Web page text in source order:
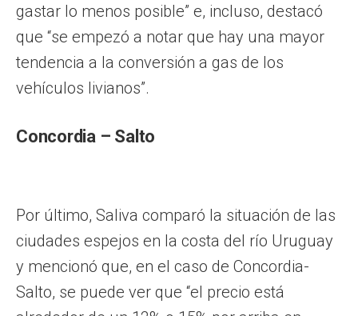
gastar lo menos posible” e, incluso, destacó
que “se empezó a notar que hay una mayor
tendencia a la conversión a gas de los
vehículos livianos”.
Concordia – Salto
Por último, Saliva comparó la situación de las
ciudades espejos en la costa del río Uruguay
y mencionó que, en el caso de Concordia-
Salto, se puede ver que “el precio está